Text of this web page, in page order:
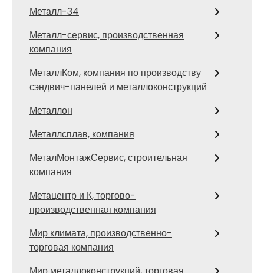
Металл-34
Металл-сервис, производственная
компания
МеталлКом, компания по производству
сэндвич-панелей и металлоконструкций
Металлон
Металлсплав, компания
МеталМонтажСервис, строительная
компания
Метацентр и К, торгово-
производственная компания
Мир климата, производственно-
торговая компания